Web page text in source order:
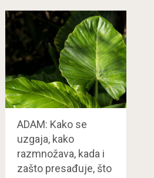
ADAM: Kako se
uzgaja, kako
razmnožava, kada i
zašto presađuje, što